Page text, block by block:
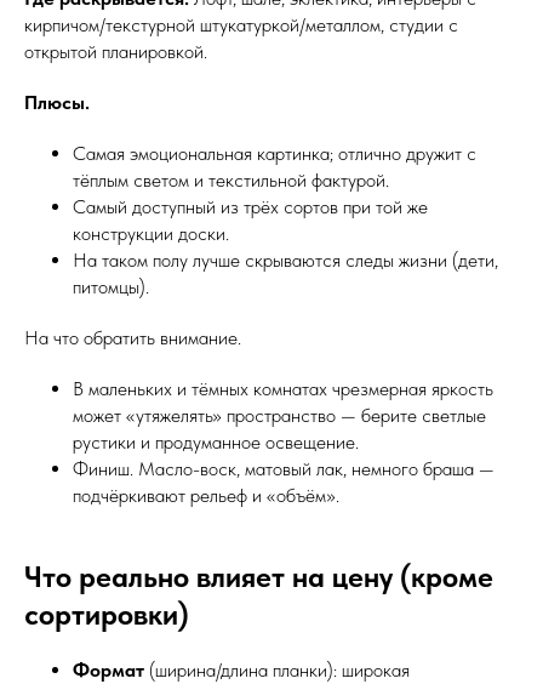
кирпичом/текстурной штукатуркой/металлом, студии с
открытой планировкой.
Плюсы.
Самая эмоциональная картинка; отлично дружит с
тёплым светом и текстильной фактурой.
Самый доступный из трёх сортов при той же
конструкции доски.
На таком полу лучше скрываются следы жизни (дети,
питомцы).
На что обратить внимание.
В маленьких и тёмных комнатах чрезмерная яркость
может «утяжелять» пространство — берите светлые
рустики и продуманное освещение.
Финиш. Масло-воск, матовый лак, немного браша —
подчёркивают рельеф и «объём».
Что реально влияет на цену (кроме
сортировки)
Формат (ширина/длина планки): широкая